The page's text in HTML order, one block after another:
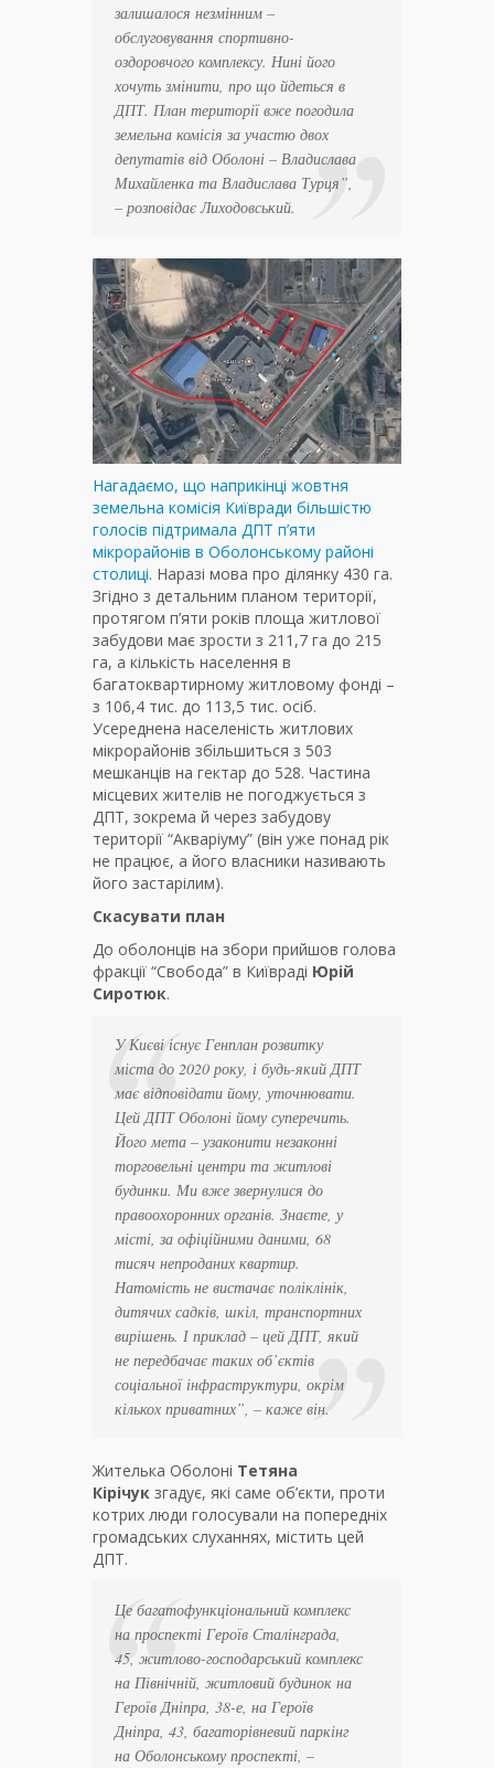
залишалося незмінним –
обслуговування спортивно-
оздоровчого комплексу. Нині його
хочуть змінити, про що йдеться в
ДПТ. План території вже погодила
земельна комісія за участю двох
депутатів від Оболоні – Владислава
Михайленка та Владислава Турця”
– розповідає Лиходовський.
Нагадаємо, що наприкінці жовтня
земельна комісія Київради більшістю
голосів підтримала ДПТ п’яти
мікрорайонів в Оболонському районі
столиці. Наразі мова про ділянку 430 га.
Згідно з детальним планом території,
протягом п’яти років площа житлової
забудови має зрости з 211,7 га до 215
га, а кількість населення в
багатоквартирному житловому фонді –
з 106,4 тис. до 113,5 тис. осіб.
Усереднена населеність житлових
мікрорайонів збільшиться з 503
мешканців на гектар до 528. Частина
місцевих жителів не погоджується з
ДПТ, зокрема й через забудову
території “Акваріуму” (він уже понад рік
не працює, а його власники називають
його застарілим).
Скасувати план
До оболонців на збори прийшов голова
фракції “Свобода” в Київраді Юрій
Сиротюк.
У Києві існує Генплан розвитку
міста до 2020 року, і будь-який ДПТ
має відповідати йому, уточнювати.
Цей ДПТ Оболоні йому суперечить.
Його мета – узаконити незаконні
торговельні центри та житлові
будинки. Ми вже звернулися до
правоохоронних органів. Знаєте, у
місті, за офіційними даними, 68
тисяч непроданих квартир.
Натомість не вистачає поліклінік,
дитячих садків, шкіл, транспортних
вирішень. І приклад – цей ДПТ, який
не передбачає таких об’єктів
соціальної інфраструктури, окрім
кількох приватних”, – каже він.
Жителька Оболоні Тетяна
Кірічук згадує, які саме об’єкти, проти
котрих люди голосували на попередніх
громадських слуханнях, містить цей
ДПТ.
Це багатофункціональний комплекс
на проспекті Героїв Сталінграда,
45, житлово-господарський комплекс
на Північній, житловий будинок на
Героїв Дніпра, 38-е, на Героїв
Дніпра, 43, багаторівневий паркінг
на Оболонському проспекті, –